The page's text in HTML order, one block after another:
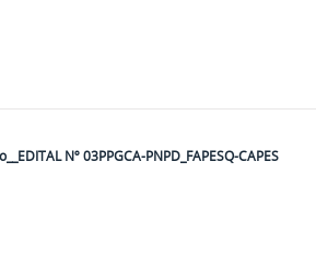
Nº 03PPGCA-PNPD_FAPESQ-CAPES